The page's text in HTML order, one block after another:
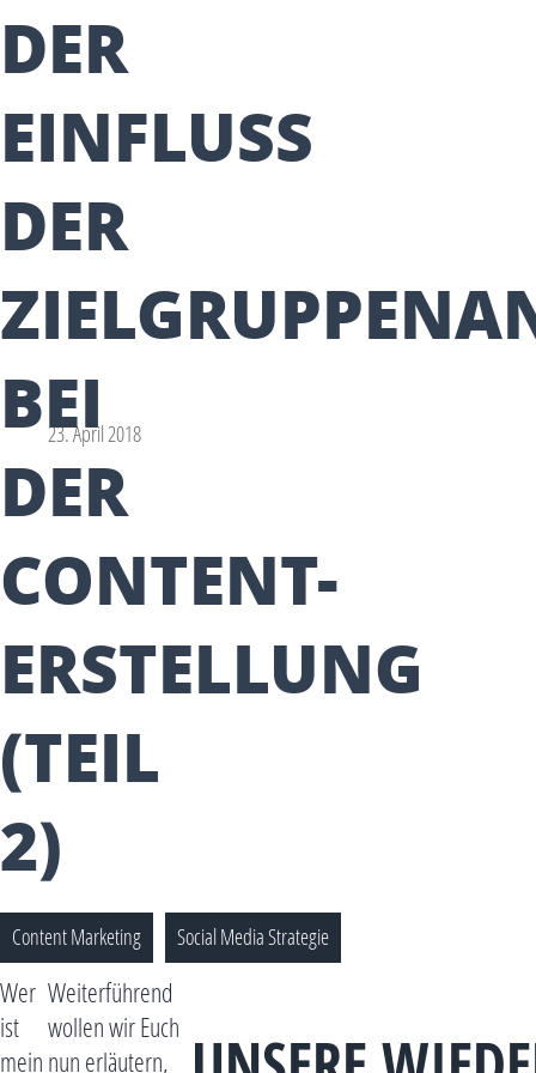
DER
EINFLUSS
DER
BEI
DER
CONTENT-
ERSTELLUNG
(TEIL
2)
23. April 2018
Content Marketing Social Media Strategie
Wer
ist
mein
Weiterführend
wollen wir Euch
nun erläutern,